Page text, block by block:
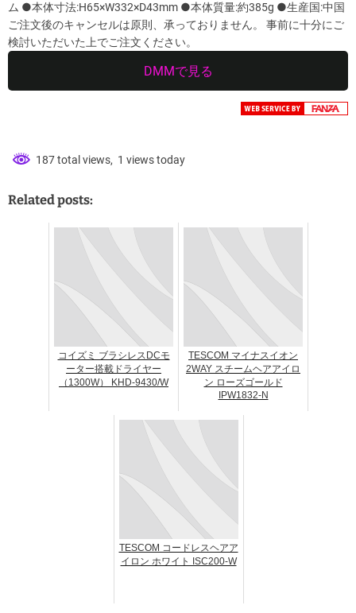
ム ●本体寸法:H65×W332×D43mm ●本体質量:約385g ●生産国:中国
ご注文後のキャンセルは原則、承っておりません。 事前に十分にご
検討いただいた上でご注文ください。
DMMで見る
187 total views, 1 views today
Related posts:
コイズミ ブラシレスDCモ
ーター搭載ドライヤー
（1300W） KHD-9430/W
TESCOM マイナスイオン
2WAY スチームヘアアイロ
ン ローズゴールド
IPW1832-N
TESCOM コードレスヘアア
イロン ホワイト ISC200-W